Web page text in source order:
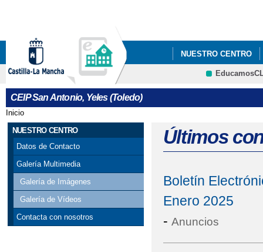
NUESTRO CENTRO
ECOESCUELAS
ADMISIÓN DE
ESCUELA DE
EVALUACIÓN DEL
CEIP San Antonio, Yeles (Toledo)
Se encuentra usted aquí
Inicio
NUESTRO CENTRO
Datos de Contacto
Galería Multimedia
Galería de Imágenes
Galería de Vídeos
Contacta con nosotros
Últimos
Boletín
Enero 2025
- Anuncios